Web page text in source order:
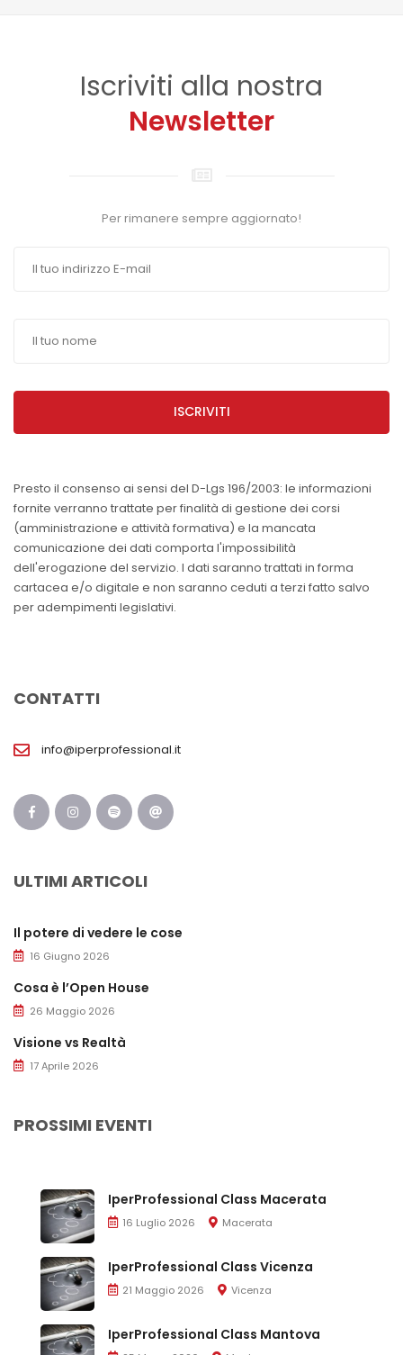
Iscriviti alla nostra
Newsletter
Per rimanere sempre aggiornato!
ISCRIVITI
Presto il consenso ai sensi del D-Lgs 196/2003: le informazioni
fornite verranno trattate per finalità di gestione dei corsi
(amministrazione e attività formativa) e la mancata
comunicazione dei dati comporta l'impossibilità
dell'erogazione del servizio. I dati saranno trattati in forma
cartacea e/o digitale e non saranno ceduti a terzi fatto salvo
per adempimenti legislativi.
CONTATTI
info@iperprofessional.it
ULTIMI ARTICOLI
Il potere di vedere le cose
16 Giugno 2026
Cosa è l’Open House
26 Maggio 2026
Visione vs Realtà
17 Aprile 2026
PROSSIMI EVENTI
IperProfessional Class Macerata
16 Luglio 2026 Macerata
IperProfessional Class Vicenza
21 Maggio 2026 Vicenza
IperProfessional Class Mantova